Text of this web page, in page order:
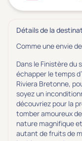
Détails de la
Comme une envie
Dans le Finistère du
échapper le temps
Riviera Bretonne,
soyez un
découvriez pour la
tomber amoureux
nature magnifique
autant de fruits de